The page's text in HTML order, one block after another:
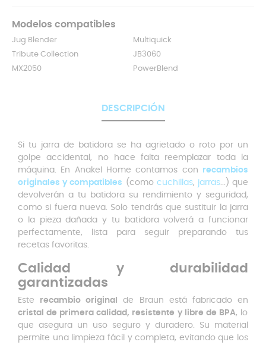
Modelos compatibles
Jug Blender
Multiquick
Tribute Collection
JB3060
MX2050
PowerBlend
DESCRIPCIÓN
Si tu jarra de batidora se ha agrietado o roto por un
golpe accidental, no hace falta reemplazar toda la
máquina. En Anakel Home contamos con recambios
originales y compatibles (como cuchillas, jarras...) que
devolverán a tu batidora su rendimiento y seguridad,
como si fuera nueva. Solo tendrás que sustituir la jarra
o la pieza dañada y tu batidora volverá a funcionar
perfectamente, lista para seguir preparando tus
recetas favoritas.
Calidad y durabilidad
garantizadas
Este recambio original
de Braun está fabricado en
cristal de primera calidad, resistente y libre de BPA, lo
que asegura un uso seguro y duradero. Su material
permite una limpieza fácil y completa, evitando que los